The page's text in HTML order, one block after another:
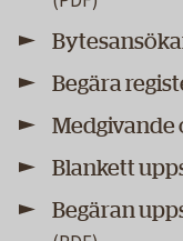
Begära
Medgivande
Blankett
Begäran